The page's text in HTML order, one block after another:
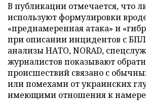
В публикации отмечается, что
используют формулировки
«преднамеренная атака» и
при описании инцидентов с
анализы НАТО, NORAD,
журналистов показывают
происшествий связано с
или помехами от украинских
имеющими отношения к